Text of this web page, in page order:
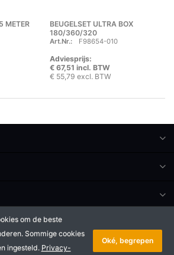
METER
BEUGELSET ULTRA BOX
180/360/320
Art.Nr.: F98654-010
Adviesprijs:
€ 67,51 incl. BTW
€ 55,79 excl. BTW
Copyright © 2026 Badé B.V.. Alle
om de beste
Sommige cookies
ingesteld. Privacy-
Oké, begrepen